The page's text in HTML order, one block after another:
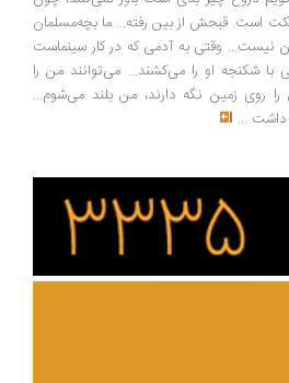
قبحش از بین رفته... ما بچه‌مسلمان
وقتی به آدمی که در کار سینماست
او را می‌کشند... می‌توانند من را
زمین نگه دارند، من بلند می‌شوم...
...